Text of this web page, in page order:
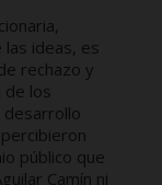
ideas, es
rechazo y
de los
desarrollo
público que
Camín ni